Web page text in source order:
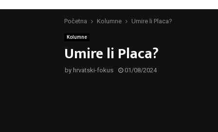
Početna Kolumne Umire li Placa?
Kolumne
Umire li Placa?
by hrvatski-fokus 01/08/2024